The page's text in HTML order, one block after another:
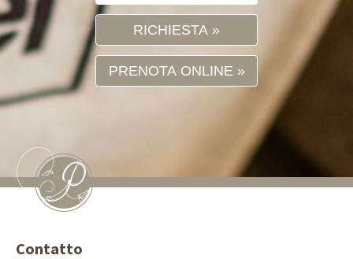
RICHIESTA
PRENOTA ONLINE
Contatto